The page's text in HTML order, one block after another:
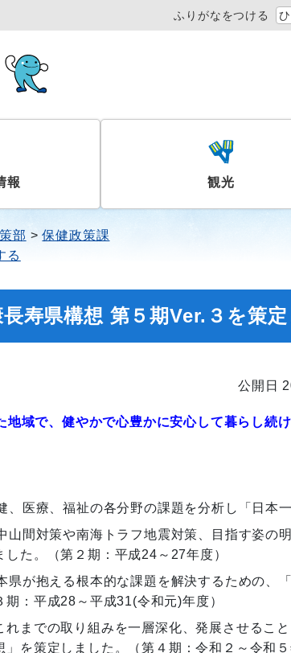
ふりがなをつける
報 観光
部
保健政策課
る
長寿県構想 第５期Ver.３を策
公開日
地域で、健やかで心豊かに安心して暮らし続
、医療、福祉の各分野の課題を分析し「日本
山間対策や南海トラフ地震対策、目指す姿の
した。（第２期：平成24～27年度）
県が抱える根本的な課題を解決するための、
期：平成28～平成31(令和元)年度）
れまでの取り組みを一層深化、発展させるこ
」を策定しました。（第４期：令和２～令和５